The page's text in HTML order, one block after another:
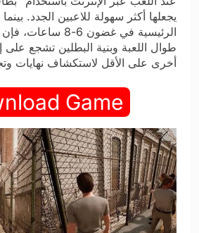
يجعلها أكثر سهولة للاعبين الجدد.
الرئيسية في غضون 6-
طوال اللعبة وبنية البطلين تشجع على
أخرى على الأقل لاستكشاف نهايات
Game